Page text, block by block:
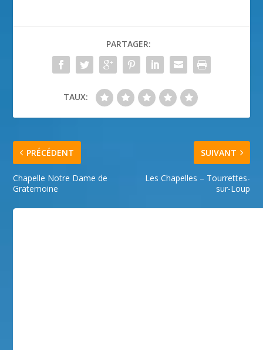
PARTAGER:
TAUX:
PRÉCÉDENT
Chapelle Notre Dame de
Gratemoine
SUIVANT
Les Chapelles – Tourrettes-
sur-Loup